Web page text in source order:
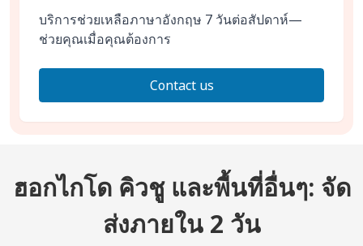
บริการช่วยเหลือภาษาอังกฤษ 7 วันต่อสัปดาห์—
ช่วยคุณเมื่อคุณต้องการ
Contact us
ฮอกไกโด คิวชู และพื้นที่อื่นๆ: จัด
ส่งภายใน 2 วัน